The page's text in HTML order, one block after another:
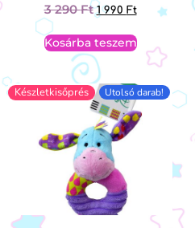
3 290Ft 1 990 Ft
Kosárba teszem
Készletkisőprés Utolsó darab!